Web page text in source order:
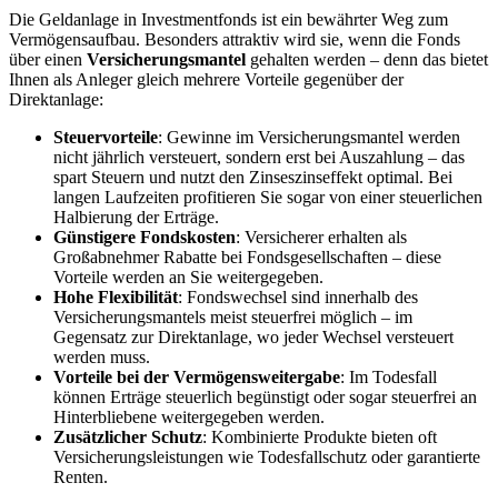
Die Geldanlage in Investmentfonds ist ein bewährter Weg zum
Vermögensaufbau. Besonders attraktiv wird sie, wenn die Fonds
über einen Versicherungsmantel gehalten werden – denn das bietet
Ihnen als Anleger gleich mehrere Vorteile gegenüber der
Direktanlage:
Steuervorteile: Gewinne im Versicherungsmantel werden
nicht jährlich versteuert, sondern erst bei Auszahlung – das
spart Steuern und nutzt den Zinseszinseffekt optimal. Bei
langen Laufzeiten profitieren Sie sogar von einer steuerlichen
Halbierung der Erträge.
Günstigere Fondskosten: Versicherer erhalten als
Großabnehmer Rabatte bei Fondsgesellschaften – diese
Vorteile werden an Sie weitergegeben.
Hohe Flexibilität: Fondswechsel sind innerhalb des
Versicherungsmantels meist steuerfrei möglich – im
Gegensatz zur Direktanlage, wo jeder Wechsel versteuert
werden muss.
Vorteile bei der Vermögensweitergabe: Im Todesfall
können Erträge steuerlich begünstigt oder sogar steuerfrei an
Hinterbliebene weitergegeben werden.
Zusätzlicher Schutz: Kombinierte Produkte bieten oft
Versicherungsleistungen wie Todesfallschutz oder garantierte
Renten.